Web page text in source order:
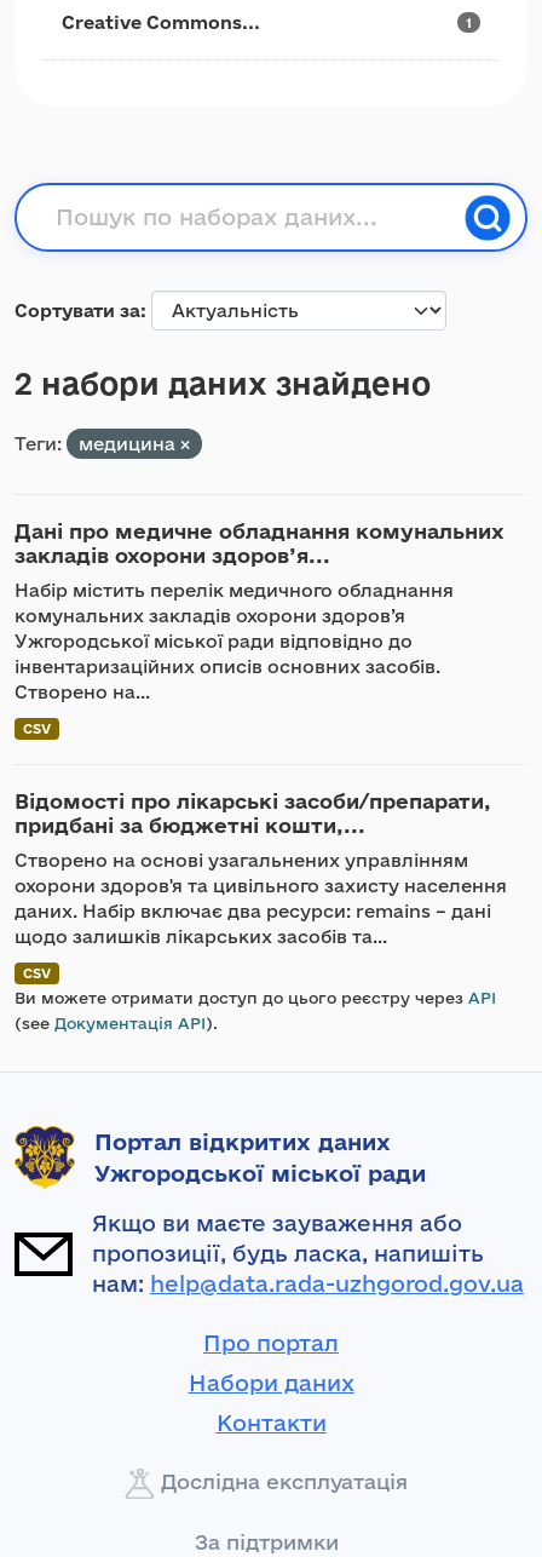
Creative Commons... 1
Сортувати за
2 набори даних знайдено
Теги: медицина
Дані про медичне обладнання комунальних
закладів охорони здоров’я...
Набір містить перелік медичного обладнання
комунальних закладів охорони здоров’я
Ужгородської міської ради відповідно до
інвентаризаційних описів основних засобів.
Створено на...
CSV
Відомості про лікарські засоби/препарати,
придбані за бюджетні кошти,...
Створено на основі узагальнених управлінням
охорони здоров'я та цивільного захисту населення
даних. Набір включає два ресурси: remains – дані
щодо залишків лікарських засобів та...
CSV
Ви можете отримати доступ до цього реєстру через API
(see Документація API).
Портал відкритих даних
Ужгородської міської ради
Якщо ви маєте зауваження або
пропозиції, будь ласка, напишіть
нам: help@data.rada-uzhgorod.gov.ua
Про портал
Набори даних
Контакти
Дослідна експлуатація
За підтримки